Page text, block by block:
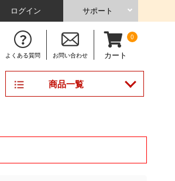
ログイン サポート
よくある質問 お問い合わせ
0
カート
商品一覧